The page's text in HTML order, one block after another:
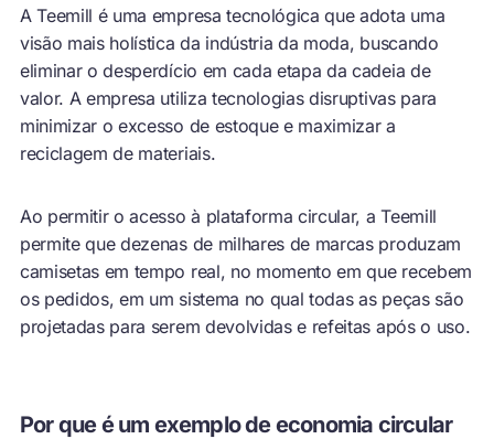
A Teemill é uma empresa tecnológica que adota uma
visão mais holística da indústria da moda, buscando
eliminar o desperdício em cada etapa da cadeia de
valor. A empresa utiliza tecnologias disruptivas para
minimizar o excesso de estoque e maximizar a
reciclagem de materiais.
Ao permitir o acesso à plataforma circular, a Teemill
permite que dezenas de milhares de marcas produzam
camisetas em tempo real, no momento em que recebem
os pedidos, em um sistema no qual todas as peças são
projetadas para serem devolvidas e refeitas após o uso.
Por que é um exemplo de economia circular